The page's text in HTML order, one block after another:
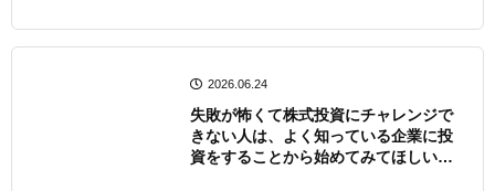
2026.06.24
失敗が怖くて株式投資にチャレンジで
きない人は、よく知っている企業に投
資をすることから始めてみてほしいー